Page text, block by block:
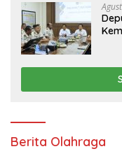
Berita Olahraga